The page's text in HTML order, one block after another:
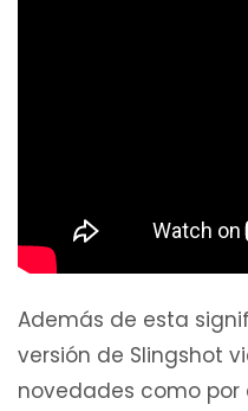
Además de esta
versión de Slingshot
novedades como por